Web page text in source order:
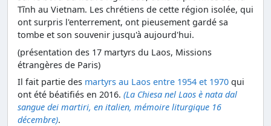
Tĩnh au Vietnam. Les chrétiens de cette région isolée, qui
ont surpris l'enterrement, ont pieusement gardé sa
tombe et son souvenir jusqu'à aujourd'hui.
(présentation des 17 martyrs du Laos, Missions
étrangères de Paris)
Il fait partie des martyrs au Laos entre 1954 et 1970 qui
ont été béatifiés en 2016. (La Chiesa nel Laos è nata dal
sangue dei martiri, en italien, mémoire liturgique 16
décembre).